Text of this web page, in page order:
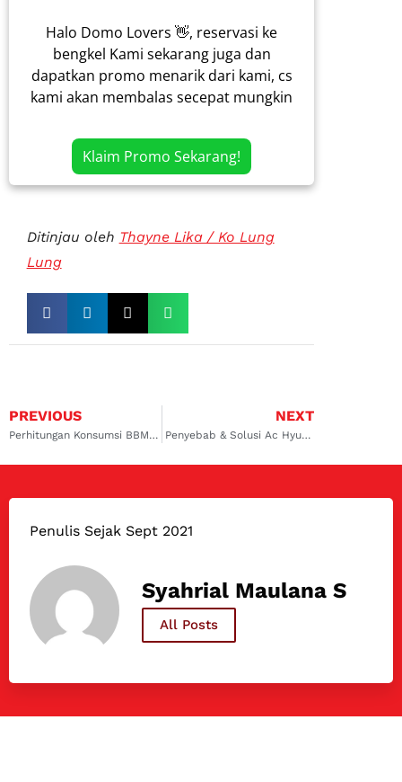
Halo Domo Lovers 👋, reservasi ke
bengkel Kami sekarang juga dan
dapatkan promo menarik dari kami, cs
kami akan membalas secepat mungkin
Klaim Promo Sekarang!
Ditinjau oleh Thayne Lika / Ko Lung
Lung
PREVIOUS
Perhitungan Konsumsi BBM Mobil Rubicon
NEXT
Penyebab & Solusi Ac Hyundai Creta Bermasalah
Penulis Sejak Sept 2021
Syahrial Maulana S
All Posts